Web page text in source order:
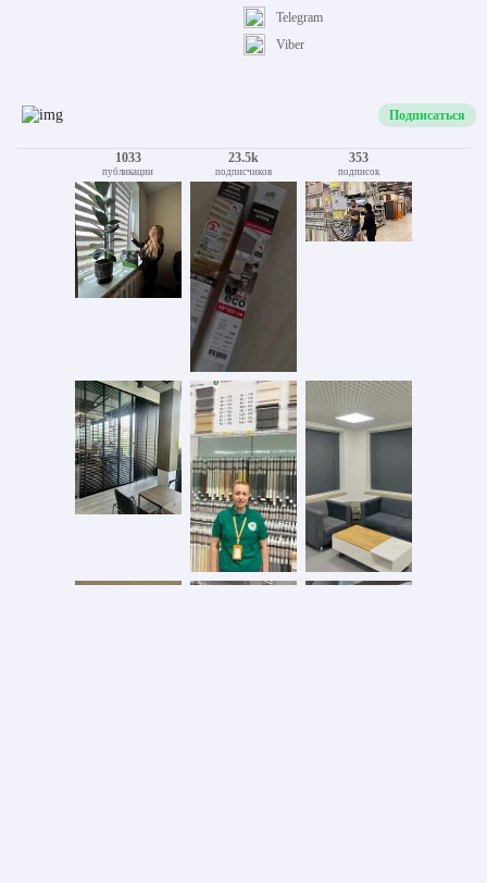
Viber
Telegram
Подписаться
1033
публикации
23.5k
подписчиков
353
подписок